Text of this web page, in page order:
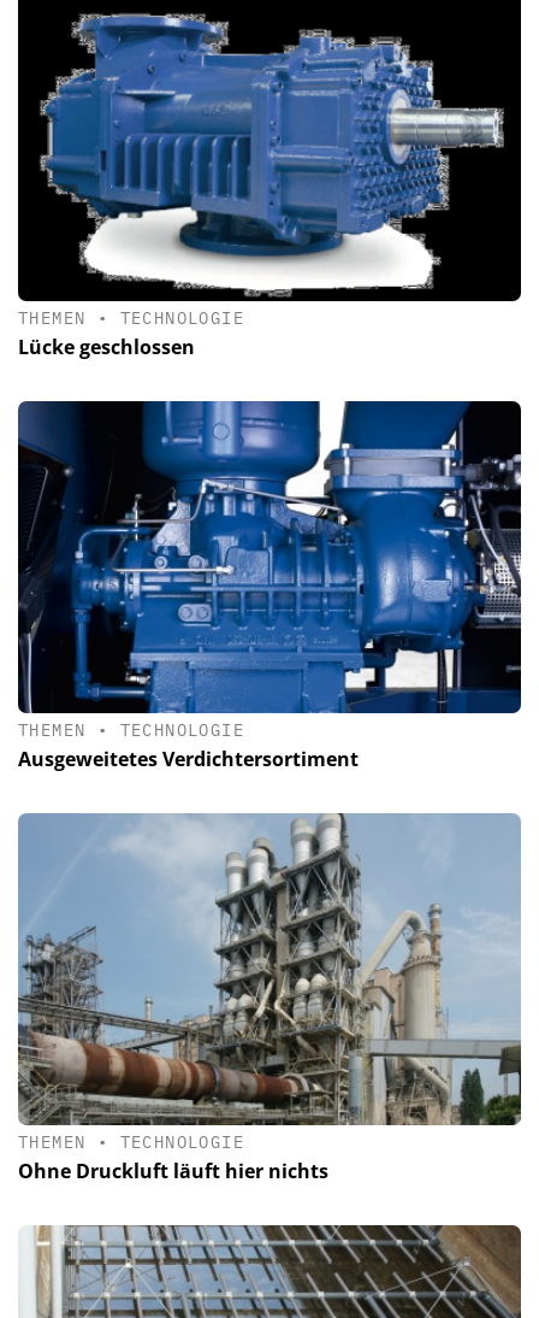
THEMEN • TECHNOLOGIE
Lücke geschlossen
THEMEN • TECHNOLOGIE
Ausgeweitetes Verdichtersortiment
THEMEN • TECHNOLOGIE
Ohne Druckluft läuft hier nichts